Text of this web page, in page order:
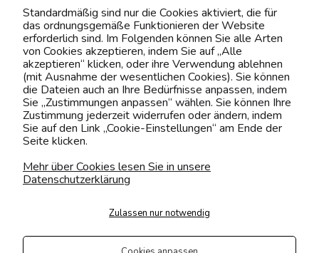
Kontaktiere uns!
0151 12200811
shop@yourhouse24.eu
Mo. - Fr. 07:00-15:00
Transportarten
Der Versand erfolgt per
Standardmäßig sind nur die Cookies aktiviert, die für
das ordnungsgemäße Funktionieren der Website
erforderlich sind. Im Folgenden können Sie alle Arten
von Cookies akzeptieren, indem Sie auf „Alle
akzeptieren“ klicken, oder ihre Verwendung ablehnen
(mit Ausnahme der wesentlichen Cookies). Sie können
die Dateien auch an Ihre Bedürfnisse anpassen, indem
Sie „Zustimmungen anpassen“ wählen. Sie können Ihre
Zustimmung jederzeit widerrufen oder ändern, indem
Sie auf den Link „Cookie-Einstellungen“ am Ende der
Seite klicken.
Mehr über Cookies lesen Sie in unsere
Datenschutzerklärung
Zulassen nur notwendig